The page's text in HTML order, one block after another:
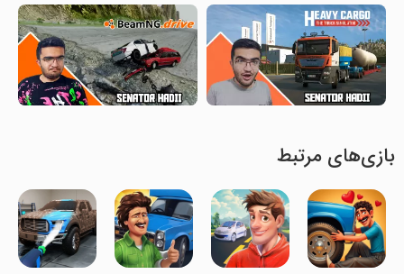
بازی‌های مرتبط